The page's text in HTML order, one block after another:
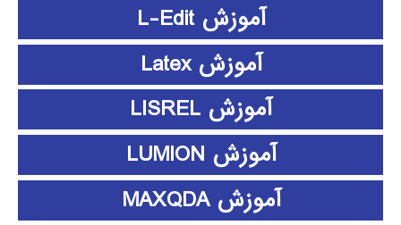
آموزش L-Edit
آموزش Latex
آموزش LISREL
آموزش LUMION
آموزش MAXQDA